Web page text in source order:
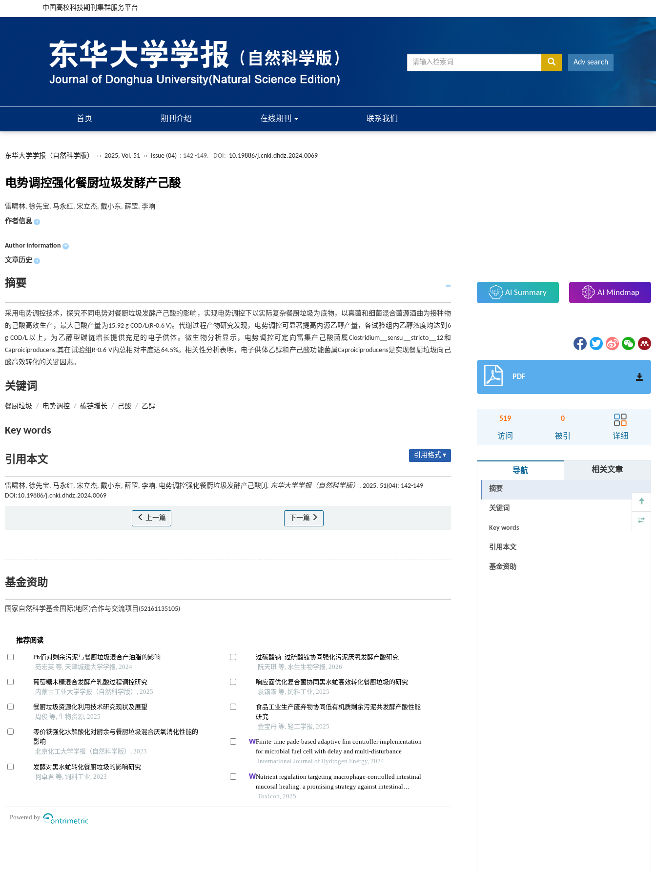
中国高校科技期刊集群服务平台
Adv search
首页 期刊介绍 在线期刊 联系我们
东华大学学报（自然科学版） ›› 2025, Vol. 51 ›› Issue (04) : 142 -149. DOI: 10.19886/j.cnki.dhdz.2024.0069
电势调控强化餐厨垃圾发酵产己酸
雷啸林, 徐先宝, 马永红, 宋立杰, 戴小东, 薛罡, 李响
作者信息 +
Author information +
文章历史 +
摘要
采用电势调控技术，探究不同电势对餐厨垃圾发酵产己酸的影响，实现电势调控下以实际复杂餐厨垃圾为底物，以真菌和细菌混合菌源酒曲为接种物
的己酸高效生产，最大己酸产量为15.92 g COD/L(R-0.6 V)。代谢过程产物研究发现，电势调控可显著提高内源乙醇产量，各试验组内乙醇浓度均达到6
g COD/L以上，为乙醇型碳链增长提供充足的电子供体。微生物分析显示，电势调控可定向富集产己酸菌属Clostridium＿sensu＿stricto＿12和
Caproiciproducens,其在试验组R-0.6 V内总相对丰度达64.5%。相关性分析表明，电子供体乙醇和产己酸功能菌属Caproiciproducens是实现餐厨垃圾向己
酸高效转化的关键因素。
关键词
餐厨垃圾 / 电势调控 / 碳链增长 / 己酸 / 乙醇
Key words
引用本文 引用格式 ▾
雷啸林, 徐先宝, 马永红, 宋立杰, 戴小东, 薛罡, 李响. 电势调控强化餐厨垃圾发酵产己酸[J]. 东华大学学报（自然科学版） , 2025, 51(04): 142-149
DOI:10.19886/j.cnki.dhdz.2024.0069
上一篇 下一篇
基金资助
国家自然科学基金国际(地区)合作与交流项目(52161135105)
AI Summary AI Mindmap
PDF
519
访问
0
被引 详细
导航 相关文章
摘要
关键词
Key words
引用本文
基金资助